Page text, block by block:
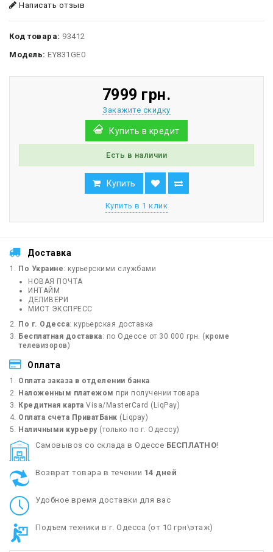
Написать отзыв
Код товара: 93412
Модель: EY831GE0
7999 грн.
Закажите скидку
Купить в кредит
Есть в наличии
Купить
Купить в 1 клик
Доставка
По Украине: курьерскими службами
НОВАЯ ПОЧТА
ИНТАЙМ
ДЕЛИВЕРИ
МИСТ ЭКСПРЕСС
По г. Одесса: курьерская доставка
Бесплатная доставка: по Одессе от 30 000 грн. (кроме
телевизоров)
Оплата
Оплата заказа в отделении банка
Наложенным платежом при получении товара
Кредитная карта Visa/MasterCard (LiqPay)
Оплата счета ПриватБанк (Liqpay)
Наличными курьеру(только по г. Одессу)
Cамовывоз со склада в Одессе БЕСПЛАТНО!
Возврат товара в течении 14 дней
Удобное время доставки для вас
Подъем техники в г. Одесса (от 10 грн\этаж)